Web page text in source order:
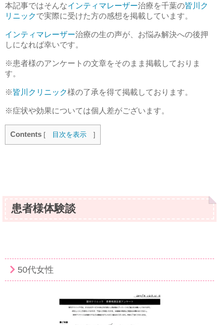
本記事ではそんなインティマレーザー治療を千葉の皆川ク
リニックで実際に受けた方の感想を掲載しています。
インティマレーザー治療の生の声が、お悩み解決への後押
しになれば幸いです。
※患者様のアンケートの文章をそのまま掲載しておりま
す。
※皆川クリニック様の了承を得て掲載しております。
※症状や効果については個人差がございます。
Contents [ 目次を表示 ]
患者様体験談
50代女性